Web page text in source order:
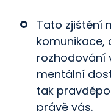
Tato zjištění
komunikace,
rozhodování
mentální
tak
právě vás.